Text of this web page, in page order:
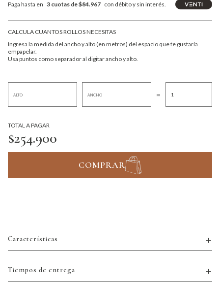
Paga hasta en 3 cuotas de $84.967 con débito y sin interés.
CALCULA CUANTOS ROLLOS NECESITAS
Ingresa la medida del ancho y alto (en metros) del espacio que te gustaría
empapelar.
Usa puntos como separador al digitar ancho y alto.
=
TOTAL A PAGAR
$254.900
COMPRAR
Características
Tiempos de entrega